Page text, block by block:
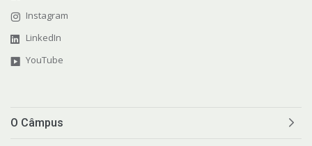
Instagram
LinkedIn
YouTube
O Câmpus